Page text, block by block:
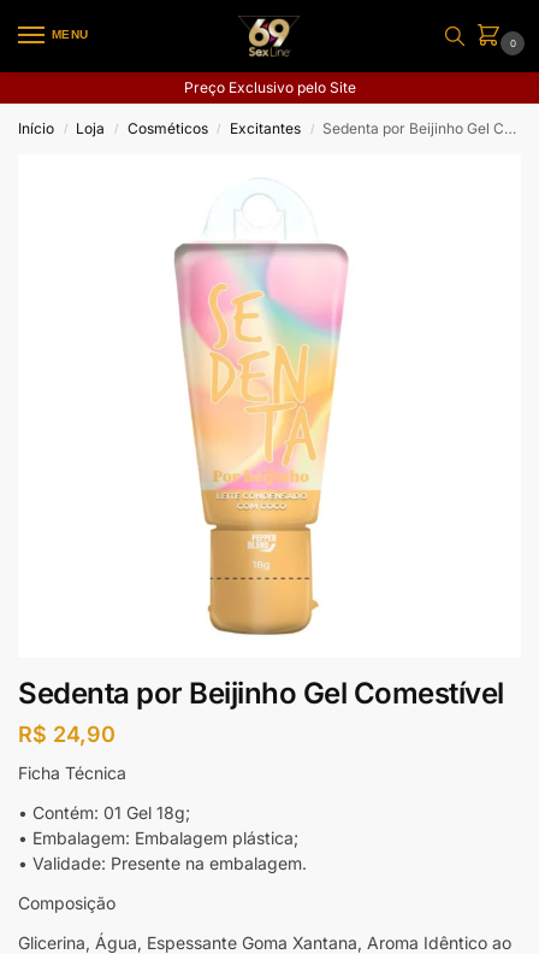
MENU
0
Preço Exclusivo pelo Site
Início / Loja / Cosméticos / Excitantes / Sedenta por Beijinho Gel Comestível
Sedenta por Beijinho Gel Comestível
R$ 24,90
Ficha Técnica
• Contém: 01 Gel 18g;
• Embalagem: Embalagem plástica;
• Validade: Presente na embalagem.
Composição
Glicerina, Água, Espessante Goma Xantana, Aroma Idêntico ao